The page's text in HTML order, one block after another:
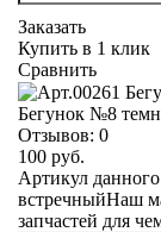
Заказать
Купить в 1 клик
Сравнить
Бегунок №8
Отзывов: 0
100 руб.
Артикул
встречныйНаш
запчастей для